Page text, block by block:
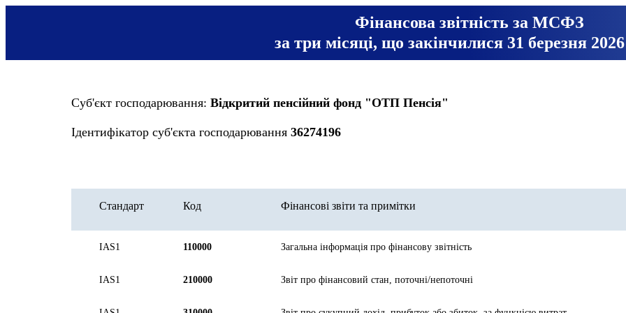
Фінансова звітність за МСФЗ
за три місяці, що закінчилися 31 березня
Суб'єкт господарювання: Відкритий пенсійний фонд "ОТП Пенсія"
Ідентифікатор суб'єкта господарювання 36274196
Стандарт Код Фінансові звіти та примітки
IAS1 110000 Загальна інформація про фінансову звітність
IAS1 210000 Звіт про фінансовий стан, поточні/непоточні